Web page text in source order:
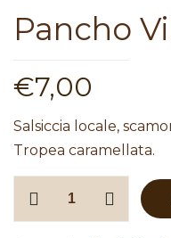
Pancho
€7,00
Salsiccia locale,
Tropea caramellata.
Villa